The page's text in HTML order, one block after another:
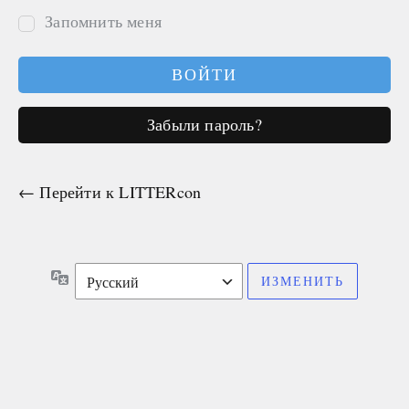
Запомнить меня
Забыли пароль?
← Перейти к LITTERcon
Язык